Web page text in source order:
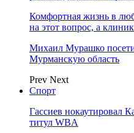
Комфортная жизнь в
на этот вопрос, а
Михаил Мурашко
Мурманскую область
Prev Next
Спорт
Гассиев нокаутировал
титул WBA